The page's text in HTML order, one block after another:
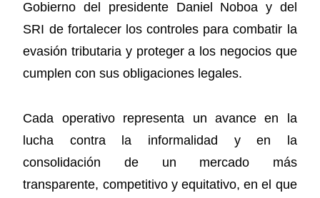
Gobierno del presidente Daniel Noboa y del
SRI de fortalecer los controles para combatir la
evasión tributaria y proteger a los negocios que
cumplen con sus obligaciones legales.
Cada operativo representa un avance en la
lucha contra la informalidad y en la
consolidación de un mercado más
transparente, competitivo y equitativo, en el que